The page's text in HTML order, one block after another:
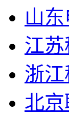
山
江
浙
北